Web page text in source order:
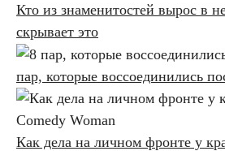
Кто из знаменитостей вырос в
скрывает это
пар, которые воссоединились
Как дела на личном фронте у